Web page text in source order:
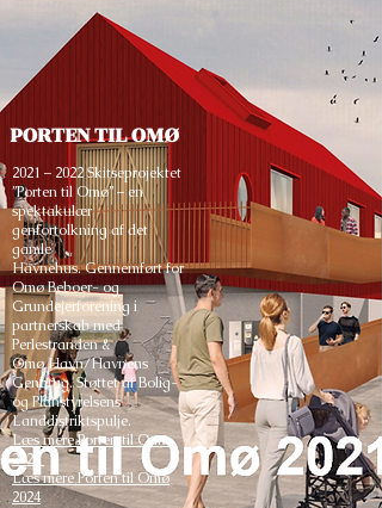
PORTEN TIL OMØ
2021 – 2022 Skitseprojektet
”Porten til Omø” – en
spektakulær
genfortolkning af det
gamle
Havnehus. Gennemført for
Omø Beboer- og
Grundejerforening i
partnerskab med
Perlestranden &
Omø Havn/Havnens
Genbrug. Støttet af Bolig-
og Planstyrelsens
Landdistriktspulje.
Læs mere Porten til Omø
2022
Læs mere Porten til Omø
2024